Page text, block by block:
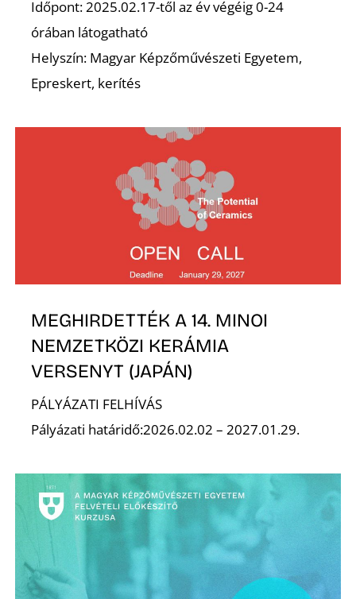
Időpont: 2025.02.17-től az év végéig 0-24
órában látogatható
Helyszín: Magyar Képzőművészeti Egyetem,
Epreskert, kerítés
MEGHIRDETTÉK A 14. MINOI
NEMZETKÖZI KERÁMIA
VERSENYT (JAPÁN)
PÁLYÁZATI FELHÍVÁS
Pályázati határidő:2026.02.02 – 2027.01.29.